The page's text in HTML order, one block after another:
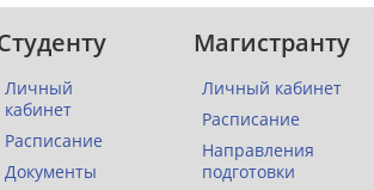
Личный
кабинет
Расписание
Документы
Магистранту
Личный кабинет
Расписание
Направления
подготовки